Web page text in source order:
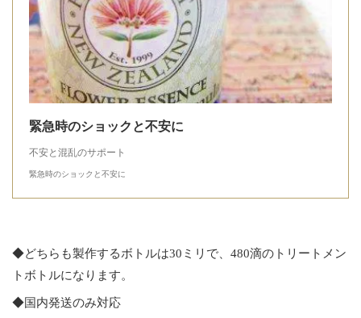
緊急時のショックと不安に
不安と混乱のサポート
緊急時のショックと不安に
◆どちらも製作するボトルは30ミリで、480滴のトリートメン
トボトルになります。
◆国内発送のみ対応